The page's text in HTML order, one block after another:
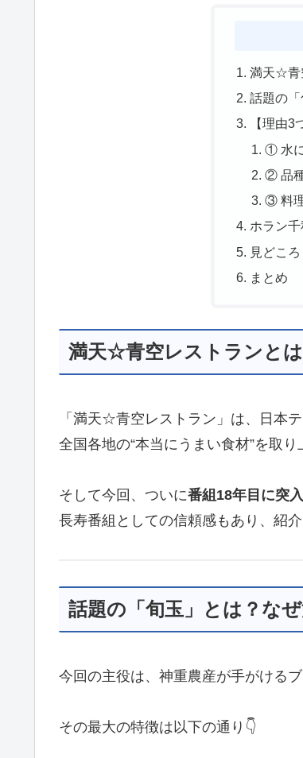
満天☆青
話題の
【理由
① 水
② 品
③ 料
ホラン
見どこ
まとめ
満天☆青空レストランとは
「満天☆青空レストラン」は、日本
全国各地の“本当にうまい食材”を取り
そして今回、ついに番組18年目に突入
長寿番組としての信頼感もあり、紹
話題の「旬玉」とは？な
今回の主役は、神重農産が手がける
その最大の特徴は以下の通り👇